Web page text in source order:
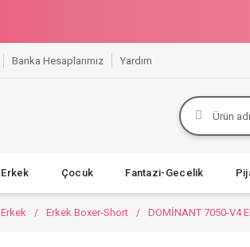
Banka Hesaplarımız Yardım
Erkek Çocuk Fantazi-Gecelik
Erkek Erkek Boxer-Short DOMİNANT 7050-V4